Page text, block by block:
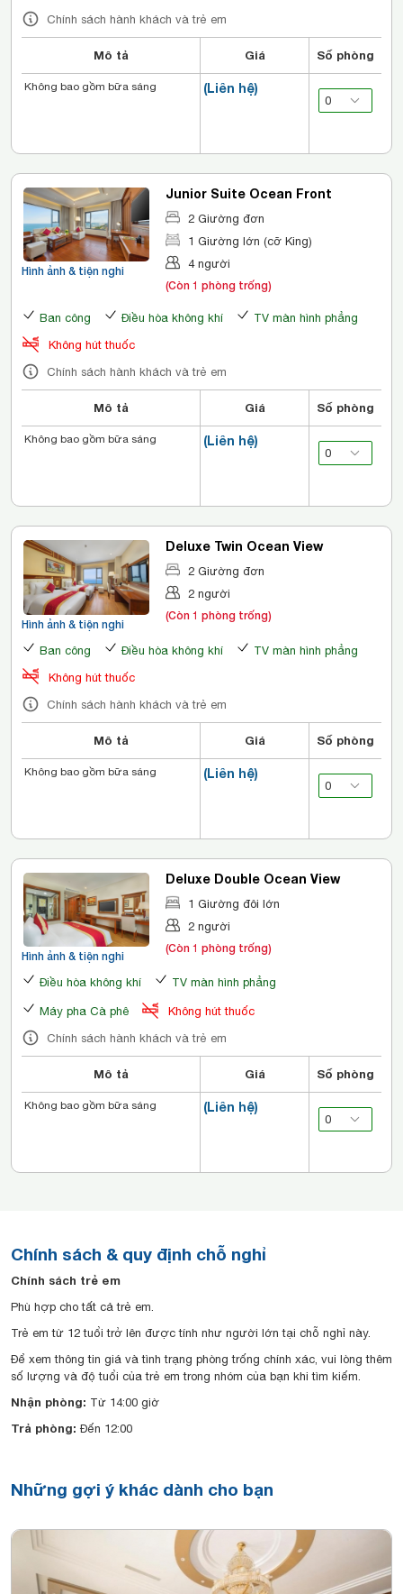
Chính sách hành khách và trẻ em
Mô tả Giá Số phòng
(Liên hệ)
Không bao gồm bữa sáng
Hình ảnh & tiện nghi
Junior Suite Ocean Front
2 Giường đơn
1 Giường lớn (cỡ King)
4 người
(Còn 1 phòng trống)
Ban công Điều hòa không khí
TV màn hình phẳng
Không hút thuốc
Chính sách hành khách và trẻ em
Mô tả Giá Số phòng
(Liên hệ)
Không bao gồm bữa sáng
Hình ảnh & tiện nghi
Deluxe Twin Ocean View
2 Giường đơn
2 người
(Còn 1 phòng trống)
Ban công Điều hòa không khí
TV màn hình phẳng
Không hút thuốc
Chính sách hành khách và trẻ em
Mô tả Giá Số phòng
(Liên hệ)
Không bao gồm bữa sáng
Hình ảnh & tiện nghi
Deluxe Double Ocean View
1 Giường đôi lớn
2 người
(Còn 1 phòng trống)
Điều hòa không khí TV màn hình phẳng
Máy pha Cà phê
Không hút thuốc
Chính sách hành khách và trẻ em
Mô tả Giá Số phòng
(Liên hệ)
Không bao gồm bữa sáng
Chính sách & quy định chỗ nghỉ
Chính sách trẻ em
Phù hợp cho tất cả trẻ em.
Trẻ em từ 12 tuổi trở lên được tính như người lớn tại chỗ nghỉ này.
Để xem thông tin giá và tình trạng phòng trống chính xác, vui lòng thêm
số lượng và độ tuổi của trẻ em trong nhóm của bạn khi tìm kiếm.
Nhận phòng: Từ 14:00 giờ
Trả phòng: Đến 12:00
Những gợi ý khác dành cho bạn